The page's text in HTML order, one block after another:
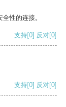
性的连接。
支持[0] 反对[0]
支持[0] 反对[0]